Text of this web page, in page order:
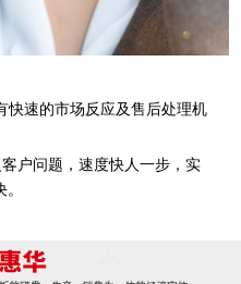
快速的市场反应及售后处理机
户问题，速度快人一步，实